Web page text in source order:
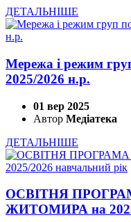
ДЕТАЛЬНІШЕ
Мережа і режим
2025/2026 н.р.
01 вер 2025
Автор Медіатека
ДЕТАЛЬНІШЕ
ОСВІТНЯ
ЖИТОМИРА на